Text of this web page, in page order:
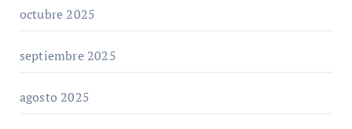
octubre 2025
septiembre 2025
agosto 2025